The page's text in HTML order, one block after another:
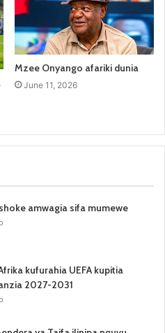
Mzee Onyango afariki dunia
June 11, 2026
amwagia sifa mumewe
kufurahia UEFA kupitia
2027-2031